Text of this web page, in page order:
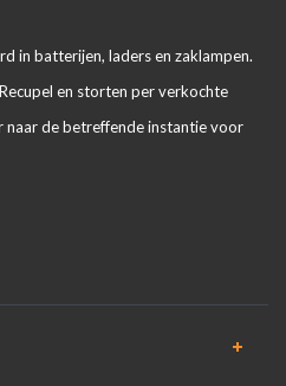
in batterijen, laders en zaklampen.
en storten per verkochte
naar de betreffende instantie voor